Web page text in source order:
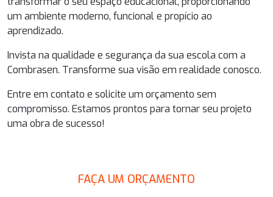
um ambiente moderno, funcional e propício ao
aprendizado.
Invista na qualidade e segurança da sua escola com a
Combrasen. Transforme sua visão em realidade conosco.
Entre em contato e solicite um orçamento sem
compromisso. Estamos prontos para tornar seu projeto
uma obra de sucesso!
FAÇA UM ORÇAMENTO